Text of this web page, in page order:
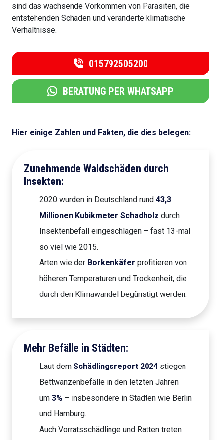
sind das wachsende Vorkommen von Parasiten, die
entstehenden Schäden und veränderte klimatische
Verhältnisse.
015792505200
BERATUNG PER WHATSAPP
Hier einige Zahlen und Fakten, die dies belegen:
Zunehmende Waldschäden durch
Insekten:
2020 wurden in Deutschland rund 43,3
Millionen Kubikmeter Schadholz durch
Insektenbefall eingeschlagen – fast 13-mal
so viel wie 2015.
Arten wie der Borkenkäfer profitieren von
höheren Temperaturen und Trockenheit, die
durch den Klimawandel begünstigt werden.
Mehr Befälle in Städten:
Laut dem Schädlingsreport 2024 stiegen
Bettwanzenbefälle in den letzten Jahren
um 3% – insbesondere in Städten wie Berlin
und Hamburg.
Auch Vorratsschädlinge und Ratten treten